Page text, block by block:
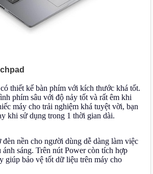
có thiết kế bàn phím với kích thước khá tốt.
phím sâu với độ nảy tốt và rất êm khi
máy cho trải nghiệm khá tuyệt vời, bạn
khi sử dụng trong 1 thời gian dài.
nền cho người dùng dễ dàng làm việc
sáng. Trên nút Power còn tích hợp
giúp bảo vệ tốt dữ liệu trên máy cho